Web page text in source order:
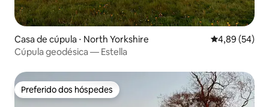
Casa de cúpula ⋅ North Yorkshire 4,89 de uma
4,89 (54)
Cúpula geodésica — Estella
Preferido dos hóspedes
Preferido dos hóspedes